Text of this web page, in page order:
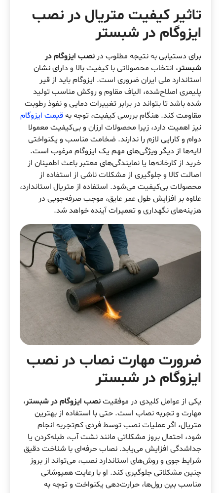
تاثیر کیفیت متریال در نصب
ایزوگام در شبستر
برای دستیابی به نتیجه مطلوب در نصب ایزوگام در
شبستر، انتخاب محصولاتی با کیفیت بالا و دارای نشان
استاندارد ملی ایران ضروری است. ایزوگام باید از قیر
پلیمری اصلاح‌شده، الیاف مقاوم و روکش مناسب تولید
شده باشد تا بتواند در برابر تغییرات دمایی و نفوذ رطوبت
مقاومت کند. هنگام بررسی کیفیت، توجه بهقیمت ایزوگام
نیز اهمیت دارد، زیرا محصولات ارزان و بی‌کیفیت معمولا
دوام و کارایی لازم را ندارند. ضخامت مناسب و یکنواختی
لایه‌ها از دیگر ویژگی‌های مهم یک ایزوگام مرغوب است.
خرید از کارخانه‌ها یا نمایندگی‌های معتبر باعث اطمینان از
اصالت کالا و جلوگیری از مشکلات ناشی از استفاده از
محصولات بی‌کیفیت می‌شود. استفاده از متریال استاندارد،
علاوه بر افزایش طول عمر عایق، موجب صرفه‌جویی در
هزینه‌های نگهداری و تعمیرات آینده خواهد شد.
ضرورت مهارت نصاب در نصب
ایزوگام در شبستر
یکی از عوامل کلیدی در موفقیتنصب ایزوگام در شبستر،
مهارت و تجربه نصاب است. حتی با استفاده از بهترین
متریال، اگر عملیات نصب توسط فردی کم‌تجربه انجام
شود، احتمال بروز مشکلاتی مانند نشت آب، طبله‌کردن یا
جداشدگی افزایش می‌یابد. نصاب حرفه‌ای با شناخت دقیق
شرایط جوی و روش‌های استاندارد نصب، می‌تواند از بروز
چنین مشکلاتی جلوگیری کند. او با رعایت همپوشانی
مناسب بین رول‌ها، حرارت‌دهی یکنواخت و توجه به